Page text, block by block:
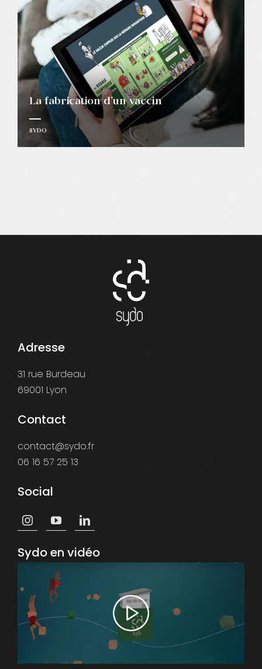
La fabrication d’un vaccin
SYDO
Adresse
31 rue Burdeau
69001 Lyon
Contact
contact@sydo.fr
06 16 57 25 13
Social
Sydo en vidéo